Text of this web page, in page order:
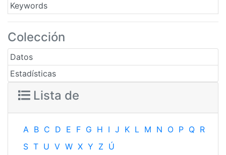
Keywords
Colección
Datos
Estadísticas
Lista de
A B C D E F G H I J K L M N O P Q R
S T U V W X Y Z Ú